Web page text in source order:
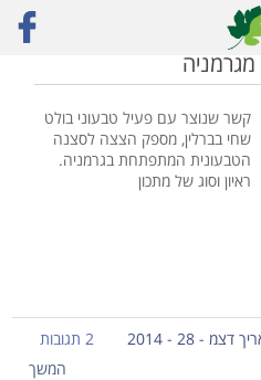
קשר שנוצר עם פעיל טבעוני בולט
שחי בברלין, מספק הצצה לסצנה
הטבעונית המתפתחת בגרמניה.
ראיון וסוג של מתכון
דצמ - 28 - 2014
2 תגובות
המשך